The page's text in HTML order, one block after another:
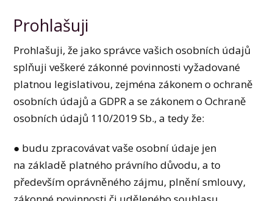
Prohlašuji
Prohlašuji, že jako správce vašich osobních údajů
splňuji veškeré zákonné povinnosti vyžadované
platnou legislativou, zejména zákonem o ochraně
osobních údajů a GDPR a se zákonem o Ochraně
osobních údajů 110/2019 Sb., a tedy že:
● budu zpracovávat vaše osobní údaje jen
na základě platného právního důvodu, a to
především oprávněného zájmu, plnění smlouvy,